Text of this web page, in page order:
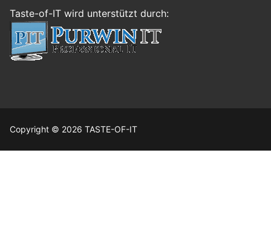
Taste-of-IT wird unterstützt durch:
Copyright © 2026 TASTE-OF-IT